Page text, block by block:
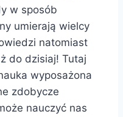
w sposób
umierają wielcy
natomiast
do dzisiaj! Tutaj
wyposażona
zdobycze
nauczyć nas